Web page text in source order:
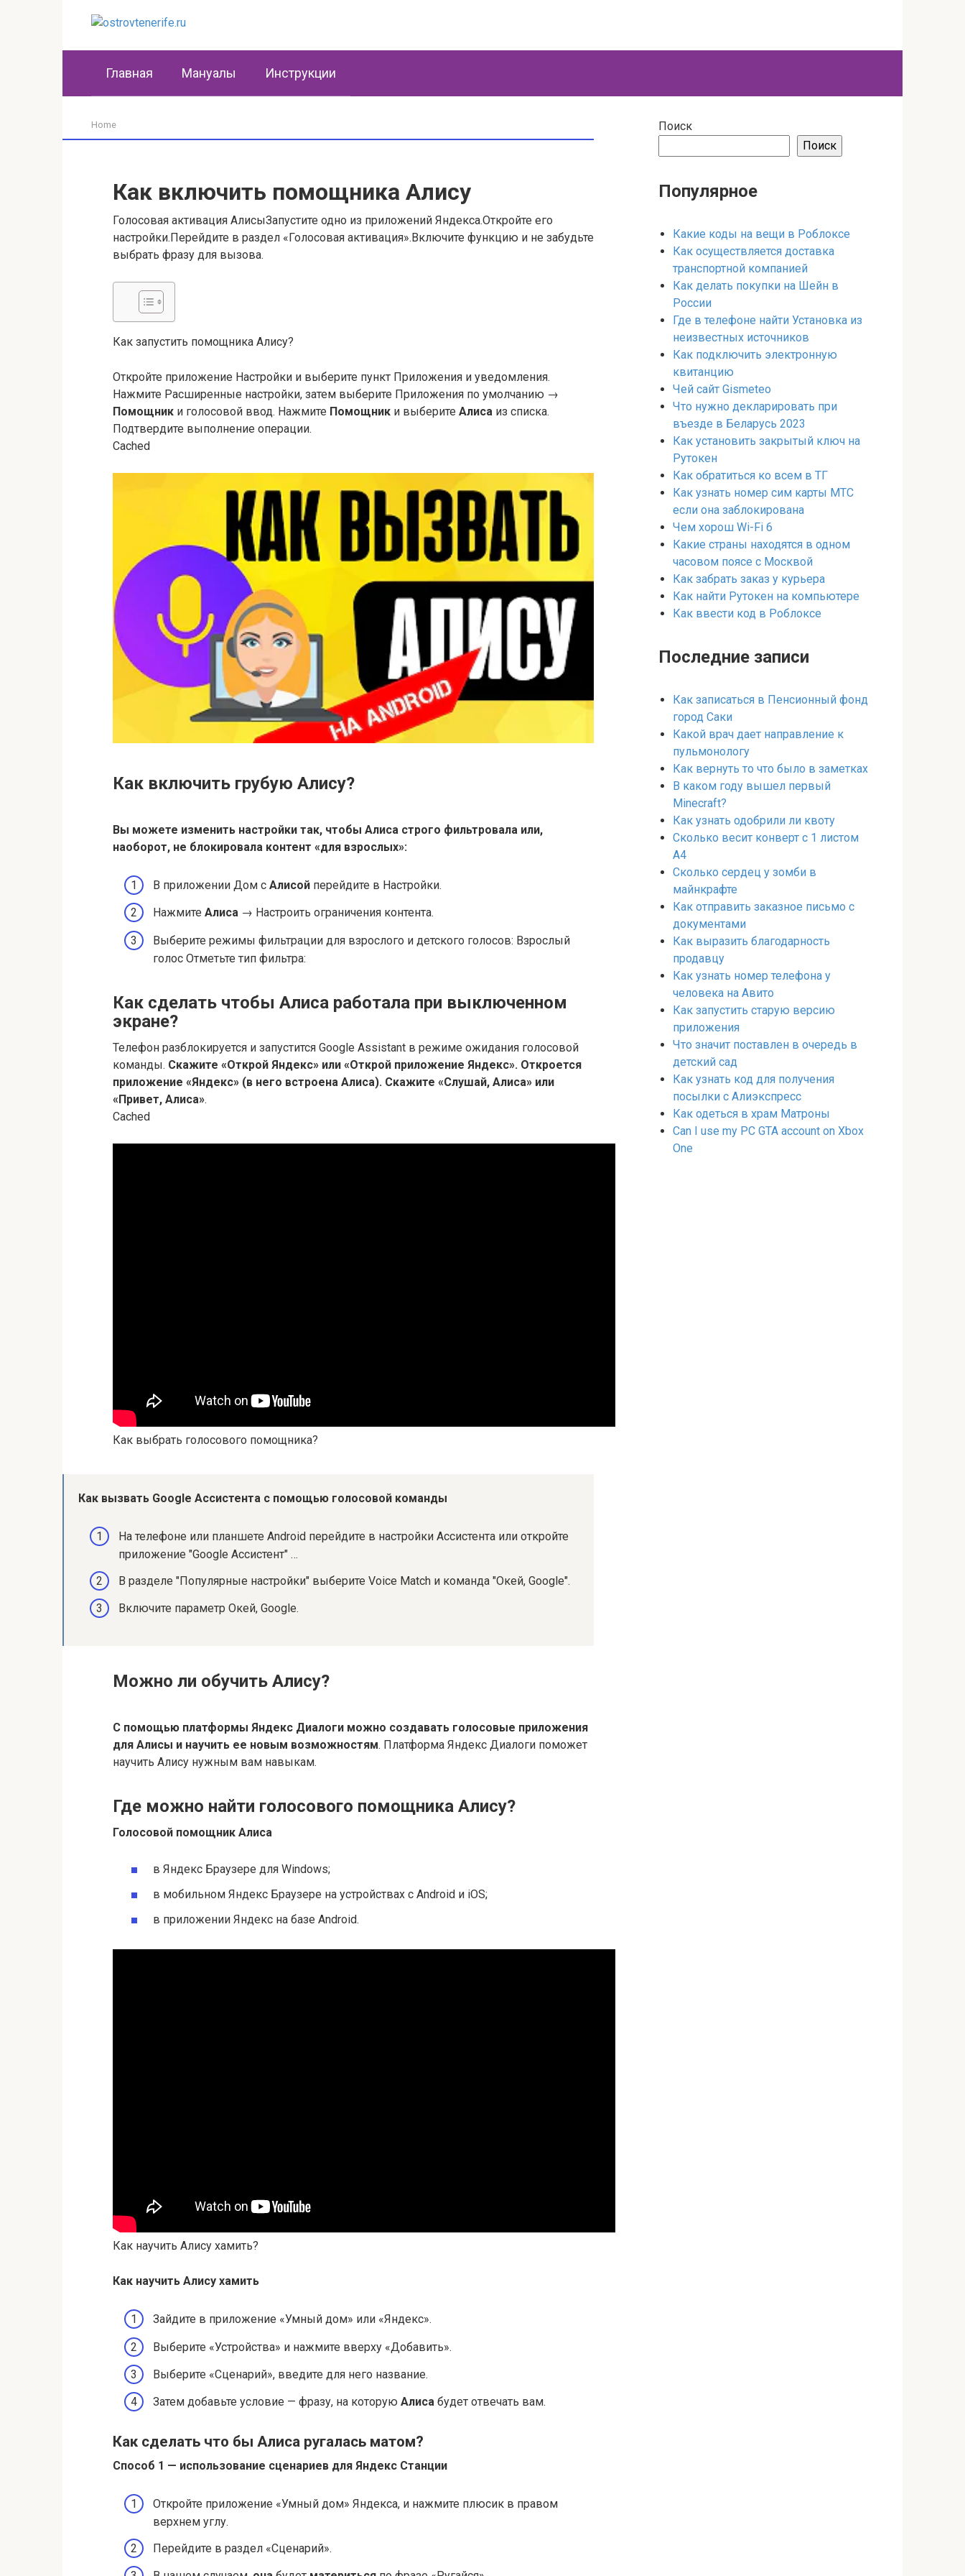
Главная Мануалы Инструкции
Home
Как включить помощника Алису
Голосовая активация АлисыЗапустите одно из приложений Яндекса.Откройте его
настройки.Перейдите в раздел «Голосовая активация».Включите функцию и не забудьте
выбрать фразу для вызова.
Как запустить помощника Алису?
Откройте приложение Настройки и выберите пункт Приложения и уведомления.
Нажмите Расширенные настройки, затем выберите Приложения по умолчанию →
Помощник и голосовой ввод. Нажмите Помощник и выберите Алиса из списка.
Подтвердите выполнение операции.
Cached
Как включить грубую Алису?
Вы можете изменить настройки так, чтобы Алиса строго фильтровала или,
наоборот, не блокировала контент «для взрослых»:
В приложении Дом с Алисой перейдите в Настройки.
Нажмите Алиса → Настроить ограничения контента.
Выберите режимы фильтрации для взрослого и детского голосов: Взрослый
голос Отметьте тип фильтра:
Как сделать чтобы Алиса работала при выключенном
экране?
Телефон разблокируется и запустится Google Assistant в режиме ожидания голосовой
команды. Скажите «Открой Яндекс» или «Открой приложение Яндекс». Откроется
приложение «Яндекс» (в него встроена Алиса). Скажите «Слушай, Алиса» или
«Привет, Алиса».
Cached
Как выбрать голосового помощника?
Как вызвать Google Ассистента с помощью голосовой команды
На телефоне или планшете Android перейдите в настройки Ассистента или откройте
приложение "Google Ассистент" …
В разделе "Популярные настройки" выберите Voice Match и команда "Окей, Google".
Включите параметр Окей, Google.
Можно ли обучить Алису?
С помощью платформы Яндекс Диалоги можно создавать голосовые приложения
для Алисы и научить ее новым возможностям. Платформа Яндекс Диалоги поможет
научить Алису нужным вам навыкам.
Где можно найти голосового помощника Алису?
Голосовой помощник Алиса
в Яндекс Браузере для Windows;
в мобильном Яндекс Браузере на устройствах с Android и iOS;
в приложении Яндекс на базе Android.
Как научить Алису хамить?
Как научить Алису хамить
Зайдите в приложение «Умный дом» или «Яндекс».
Выберите «Устройства» и нажмите вверху «Добавить».
Выберите «Сценарий», введите для него название.
Затем добавьте условие — фразу, на которую Алиса будет отвечать вам.
Как сделать что бы Алиса ругалась матом?
Способ 1 — использование сценариев для Яндекс Станции
Откройте приложение «Умный дом» Яндекса, и нажмите плюсик в правом
верхнем углу.
Перейдите в раздел «Сценарий».
Поиск
Поиск
Популярное
Какие коды на вещи в Роблоксе
Как осуществляется доставка
транспортной компанией
Как делать покупки на Шейн в
России
Где в телефоне найти Установка из
неизвестных источников
Как подключить электронную
квитанцию
Чей сайт Gismeteo
Что нужно декларировать при
въезде в Беларусь 2023
Как установить закрытый ключ на
Рутокен
Как обратиться ко всем в ТГ
Как узнать номер сим карты МТС
если она заблокирована
Чем хорош Wi-Fi 6
Какие страны находятся в одном
часовом поясе с Москвой
Как забрать заказ у курьера
Как найти Рутокен на компьютере
Как ввести код в Роблоксе
Последние записи
Как записаться в Пенсионный фонд
город Саки
Какой врач дает направление к
пульмонологу
Как вернуть то что было в заметках
В каком году вышел первый
Minecraft?
Как узнать одобрили ли квоту
Сколько весит конверт с 1 листом
А4
Сколько сердец у зомби в
майнкрафте
Как отправить заказное письмо с
документами
Как выразить благодарность
продавцу
Как узнать номер телефона у
человека на Авито
Как запустить старую версию
приложения
Что значит поставлен в очередь в
детский сад
Как узнать код для получения
посылки с Алиэкспресс
Как одеться в храм Матроны
Can I use my PC GTA account on Xbox
One